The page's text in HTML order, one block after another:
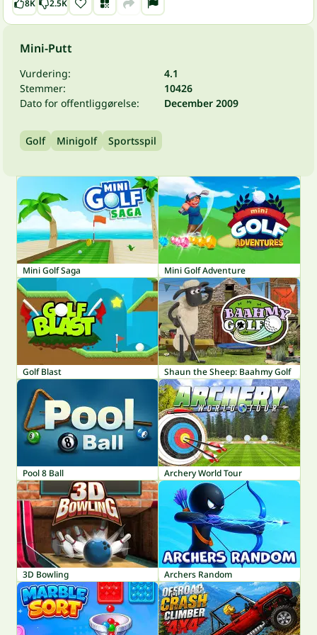
8K 2.5K
Mini-Putt
Vurdering:
4.1
Stemmer:
10426
Dato for offentliggørelse:
December 2009
Golf Minigolf Sportsspil
Mini Golf Saga Mini Golf Adventure
Golf Blast Shaun the Sheep: Baahmy Golf
Pool 8 Ball Archery World Tour
3D Bowling Archers Random